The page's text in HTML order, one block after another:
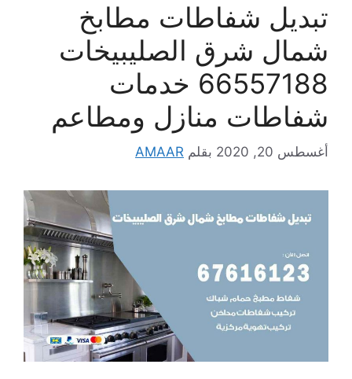
تبديل شفاطات مطابخ
شمال شرق الصليبيخات
66557188 خدمات
شفاطات منازل ومطاعم
أغسطس 20, 2020 بقلم AMAAR